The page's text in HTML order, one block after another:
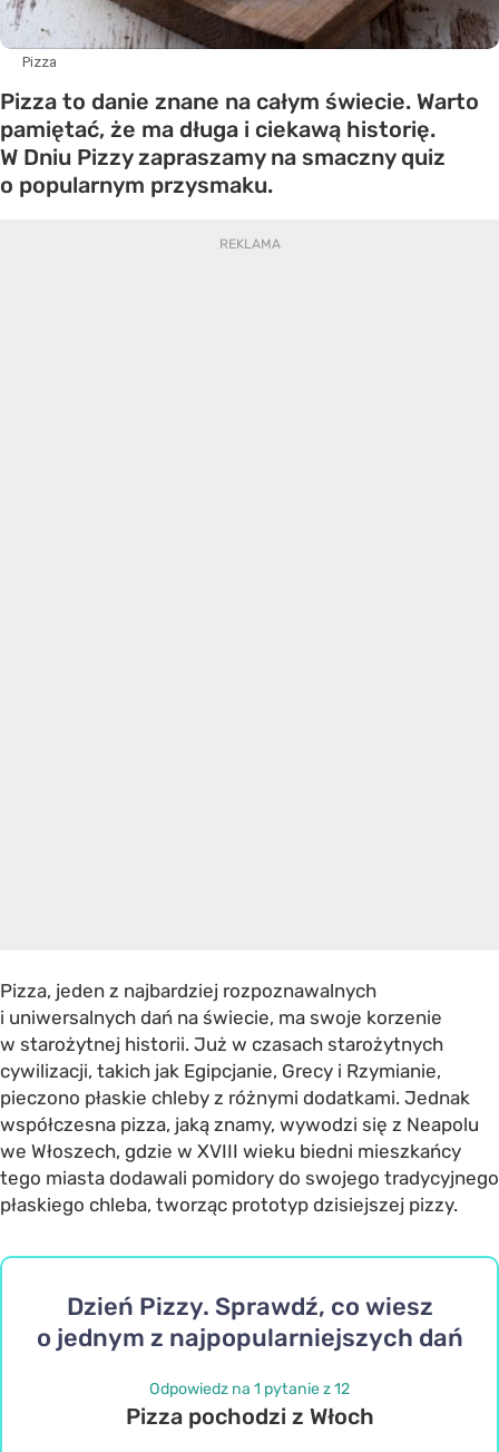
Pizza
Pizza to danie znane na całym świecie. Warto
pamiętać, że ma długa i ciekawą historię.
W Dniu Pizzy zapraszamy na smaczny quiz
o popularnym przysmaku.
Pizza, jeden z najbardziej rozpoznawalnych
i uniwersalnych dań na świecie, ma swoje korzenie
w starożytnej historii. Już w czasach starożytnych
cywilizacji, takich jak Egipcjanie, Grecy i Rzymianie,
pieczono płaskie chleby z różnymi dodatkami. Jednak
współczesna pizza, jaką znamy, wywodzi się z Neapolu
we Włoszech, gdzie w XVIII wieku biedni mieszkańcy
tego miasta dodawali pomidory do swojego tradycyjnego
płaskiego chleba, tworząc prototyp dzisiejszej pizzy.
Dzień Pizzy. Sprawdź, co wiesz
o jednym z najpopularniejszych dań
Odpowiedz na 1 pytanie z 12
Pizza pochodzi z Włoch